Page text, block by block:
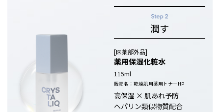
潤す
[医薬部外品]
薬用保湿化粧水
115ml
販売名：乾燥肌用薬用トナーHP
高保湿 × 肌あれ予防
ヘパリン類似物質配合